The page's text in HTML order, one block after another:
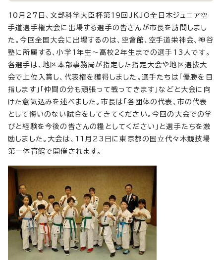
10月27日、文部科学大臣杯第19回JKJO全日本ジュニア空
手道選手権大会に出場する選手の皆さんが市長を訪問しまし
た。今回全国大会に出場するのは、空會館、空手道栄神会、神谷
塾に所属する、小学1年生～高校2年生までの選手13人です。
各選手は、地区本部事務局が指定した指定大会や地区選抜大
会で上位入賞し、代表権を獲得しました。選手たちは「優勝を目
指します」「仲間の分も頑張って戦ってきます」などと大会に向
けた意気込みを述べました。市長は「各団体の代表、市の代表
として悔いのない試合をしてきてください。今回の大会での学
びと経験を今後の皆さんの糧としてください」と選手たちを激
励しました。大会は、11月23日に東京都の国立代々木競技場
第一体育館で開催されます。